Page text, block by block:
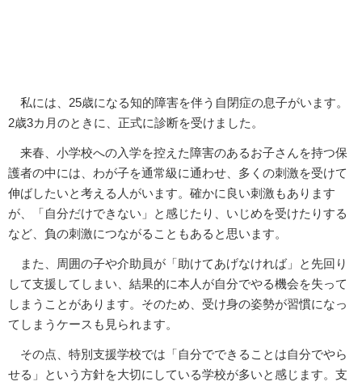
私には、25歳になる知的障害を伴う自閉症の息子がいます。
2歳3カ月のときに、正式に診断を受けました。
来春、小学校への入学を控えた障害のあるお子さんを持つ保
護者の中には、わが子を通常級に通わせ、多くの刺激を受けて
伸ばしたいと考える人がいます。確かに良い刺激もあります
が、「自分だけできない」と感じたり、いじめを受けたりする
など、負の刺激につながることもあると思います。
また、周囲の子や介助員が「助けてあげなければ」と先回り
して支援してしまい、結果的に本人が自分でやる機会を失って
しまうことがあります。そのため、受け身の姿勢が習慣になっ
てしまうケースも見られます。
その点、特別支援学校では「自分でできることは自分でやら
せる」という方針を大切にしている学校が多いと感じます。支